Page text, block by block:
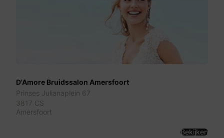
D'Amore Bruidssalon Amersfoort
Prinses Julianaplein 67
3817 CS
Amersfoort
Bekijken